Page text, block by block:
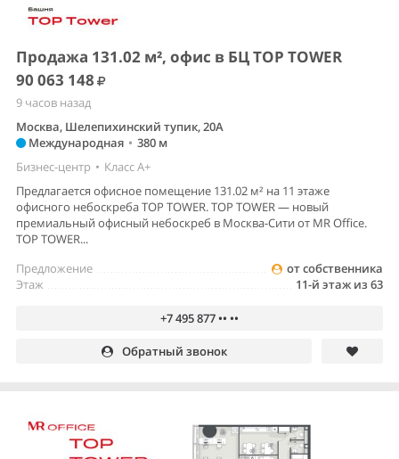
Продажа 131.02 м², офис в БЦ TOP TOWER
90 063 148
9 часов назад
Москва, Шелепихинский тупик, 20А
Международная • 380 м
Бизнес-центр • Класс A+
Предлагается офисное помещение 131.02 м² на 11 этаже
офисного небоскреба TOP TOWER. TOP TOWER — новый
премиальный офисный небоскреб в Москва-Сити от MR Office.
TOP TOWER...
от собственника
Предложение
11-й этаж из 63
Этаж
+7 495 877 •• ••
Обратный звонок